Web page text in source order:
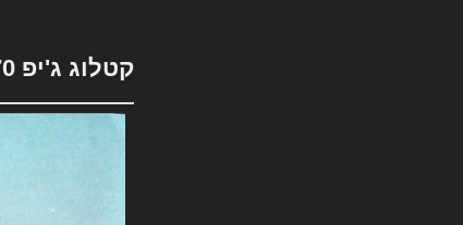
קטלוג ג'יפ 1970